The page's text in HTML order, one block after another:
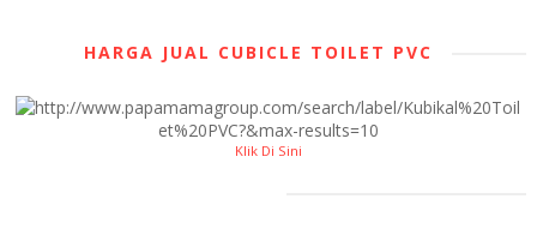
HARGA JUAL CUBICLE TOILET PVC
Klik Di Sini